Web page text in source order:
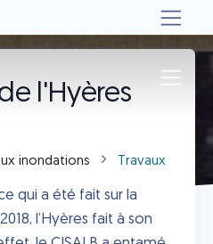
l'Hyères
inondations Travaux de
qui a été fait sur la
l’Hyères fait à son